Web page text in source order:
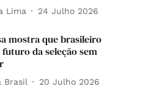
Lima 24 Julho 2026
mostra que brasileiro
da seleção sem
Brasil 20 Julho 2026